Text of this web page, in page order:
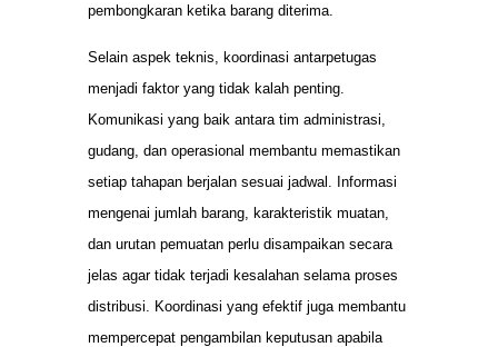
pembongkaran ketika barang diterima.
Selain aspek teknis, koordinasi antarpetugas
menjadi faktor yang tidak kalah penting.
Komunikasi yang baik antara tim administrasi,
gudang, dan operasional membantu memastikan
setiap tahapan berjalan sesuai jadwal. Informasi
mengenai jumlah barang, karakteristik muatan,
dan urutan pemuatan perlu disampaikan secara
jelas agar tidak terjadi kesalahan selama proses
distribusi. Koordinasi yang efektif juga membantu
mempercepat pengambilan keputusan apabila